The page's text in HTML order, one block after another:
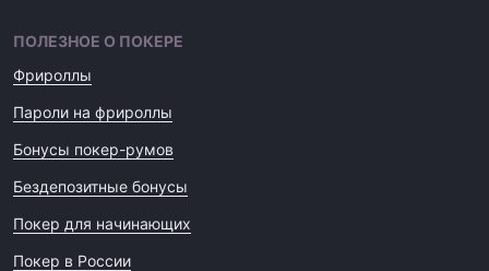
ПОЛЕЗНОЕ О ПОКЕРЕ
Фрироллы
Пароли на фрироллы
Бонусы покер-румов
Бездепозитные бонусы
Покер для начинающих
Покер в России